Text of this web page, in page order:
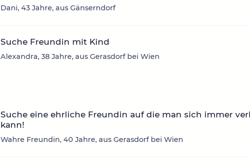
Dani, 43 Jahre, aus Gänserndorf
Suche Freundin mit Kind
Alexandra, 38 Jahre, aus Gerasdorf bei Wien
Suche eine ehrliche Freundin auf die man sich immer
kann!
Wahre Freundin, 40 Jahre, aus Gerasdorf bei Wien